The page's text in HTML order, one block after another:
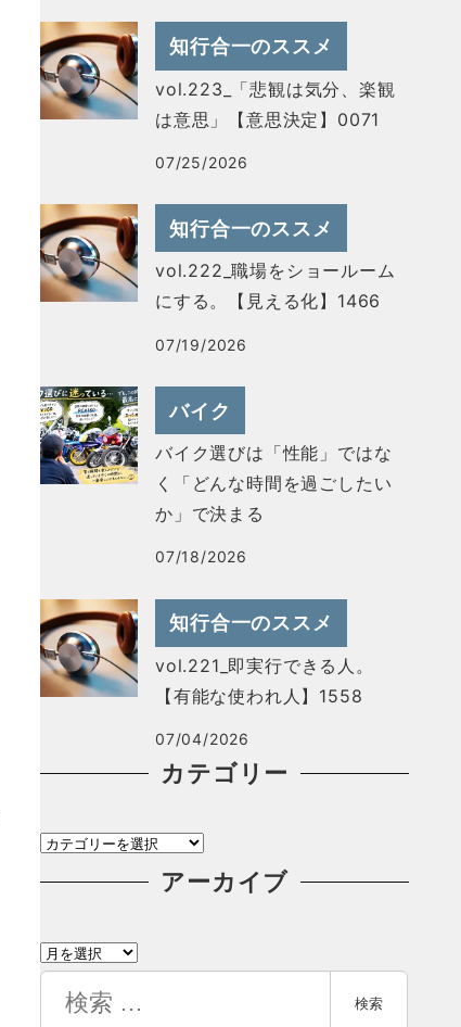
知行合一のススメ
vol.223_「悲観は気分、楽観
は意思」【意思決定】0071
07/25/2026
知行合一のススメ
vol.222_職場をショールーム
にする。【見える化】1466
07/19/2026
バイク
バイク選びは「性能」ではな
く「どんな時間を過ごしたい
か」で決まる
07/18/2026
知行合一のススメ
vol.221_即実行できる人。
【有能な使われ人】1558
07/04/2026
カテゴリー
カ
テ
リ
アーカイブ
ア
検索